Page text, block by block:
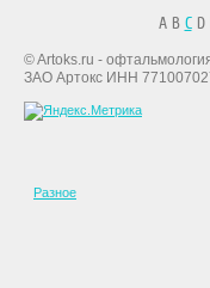
A B CD
© Artoks.ru -
ЗАО Артокс ИНН
Разное